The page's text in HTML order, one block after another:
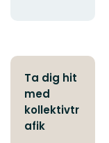
Ta dig hit
med
kollektivtr
afik